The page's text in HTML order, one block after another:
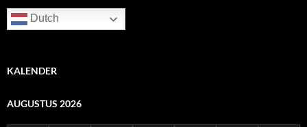
Dutch
KALENDER
AUGUSTUS 2026